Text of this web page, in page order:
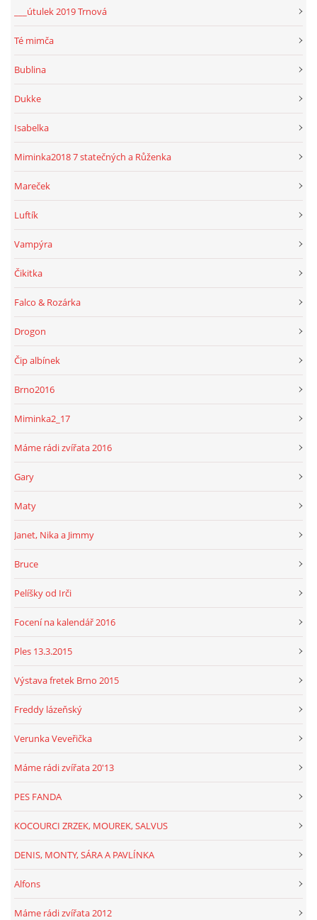
___útulek 2019 Trnová
Té mimča
Bublina
Dukke
Isabelka
Miminka2018 7 statečných a Růženka
Mareček
Luftík
Vampýra
Čikitka
Falco & Rozárka
Drogon
Čip albínek
Brno2016
Miminka2_17
Máme rádi zvířata 2016
Gary
Maty
Janet, Nika a Jimmy
Bruce
Pelíšky od Irči
Focení na kalendář 2016
Ples 13.3.2015
Výstava fretek Brno 2015
Freddy lázeňský
Verunka Veveřička
Máme rádi zvířata 20'13
PES FANDA
KOCOURCI ZRZEK, MOUREK, SALVUS
DENIS, MONTY, SÁRA A PAVLÍNKA
Alfons
Máme rádi zvířata 2012